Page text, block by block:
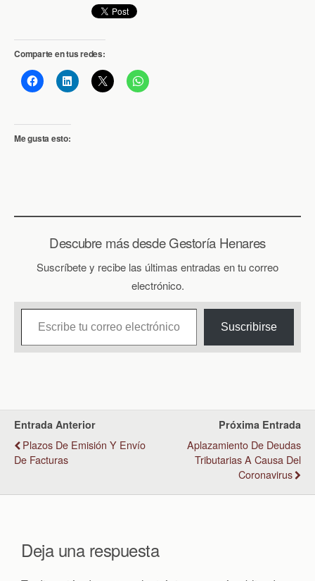
Comparte en tus redes:
Me gusta esto:
Descubre más desde Gestoría Henares
Suscríbete y recibe las últimas entradas en tu correo
electrónico.
Escribe tu correo electrónico…
Suscribirse
Entrada Anterior
Plazos De Emisión Y Envío
De Facturas
Próxima Entrada
Aplazamiento De Deudas
Tributarias A Causa Del
Coronavirus
Deja una respuesta